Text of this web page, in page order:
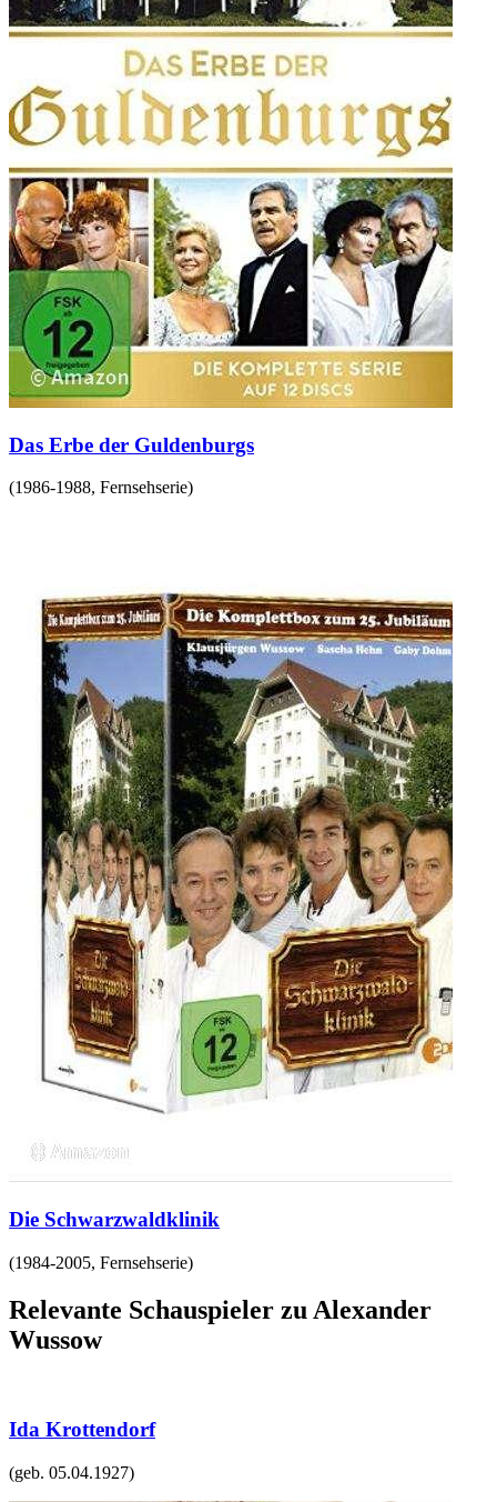
Das Erbe der Guldenburgs
(1986-1988, Fernsehserie)
Die Schwarzwaldklinik
(1984-2005, Fernsehserie)
Relevante Schauspieler zu Alexander
Wussow
Ida Krottendorf
(geb. 05.04.1927)